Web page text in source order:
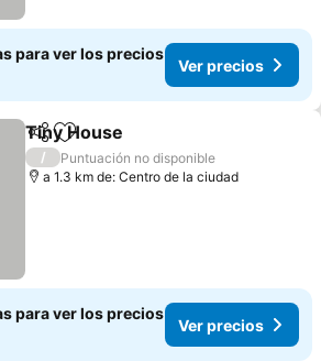
para ver los precios
Ver precios
Compartir
Añadir a favoritos
Tiny House
/
Puntuación no disponible
a 1.3 km de: Centro de la ciudad
para ver los precios
Ver precios